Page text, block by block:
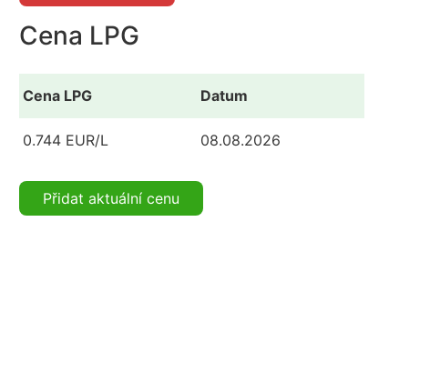
Cena LPG
Cena LPG Datum
0.744 EUR/L 08.08.2026
Přidat aktuální cenu